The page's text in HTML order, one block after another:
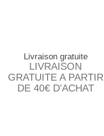
Livraison gratuite
LIVRAISON
GRATUITE A PARTIR
DE 40€ D'ACHAT